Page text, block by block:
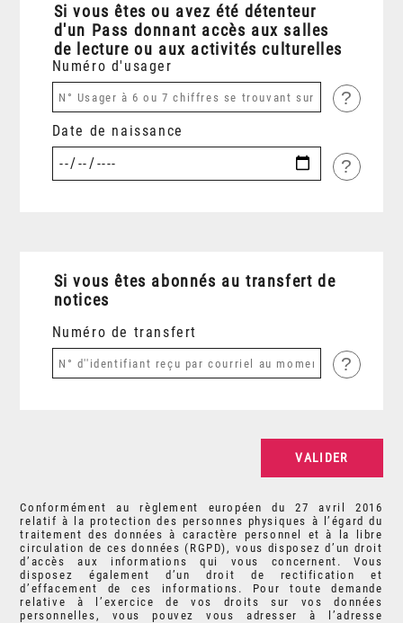
Si vous êtes ou avez été détenteur
d'un Pass donnant accès aux salles
de lecture ou aux activités culturelles
Numéro d'usager
?
Date de naissance
?
Si vous êtes abonnés au transfert de
notices
Numéro de transfert
?
Conformément au règlement européen du 27 avril 2016
relatif à la protection des personnes physiques à l’égard du
traitement des données à caractère personnel et à la libre
circulation de ces données (RGPD), vous disposez d’un droit
d’accès aux informations qui vous concernent. Vous
disposez également d’un droit de rectification et
d’effacement de ces informations. Pour toute demande
relative à l’exercice de vos droits sur vos données
personnelles, vous pouvez vous adresser à l’adresse